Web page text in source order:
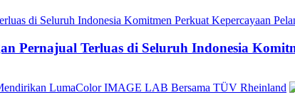
di Seluruh Indonesia Komitmen Perkuat Kepercayaan
Pernajual Terluas di Seluruh Indonesia
LumaColor IMAGE LAB Bersama TÜV Rheinland